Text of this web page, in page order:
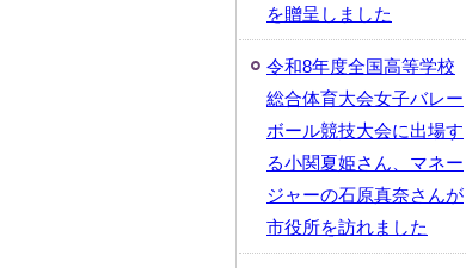
を贈呈しました
令和8年度全国高等学校
総合体育大会女子バレー
ボール競技大会に出場す
る小関夏姫さん、マネー
ジャーの石原真奈さんが
市役所を訪れました